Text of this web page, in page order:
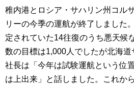
稚内港とロシア・サハリン州コル
リーの今季の運航が終了しました
定されていた14往復のうち悪天候
数の目標は1,000人でしたが北海
社長は「今年は試験運航という位
は上出来」と話しました。これか